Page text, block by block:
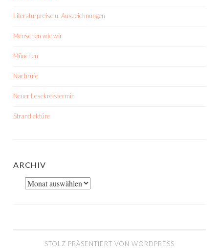
Literaturpreise u. Auszeichnungen
Menschen wie wir
München
Nachrufe
Neuer Lesekreistermin
Strandlektüre
ARCHIV
Archiv
STOLZ PRÄSENTIERT VON WORDPRESS